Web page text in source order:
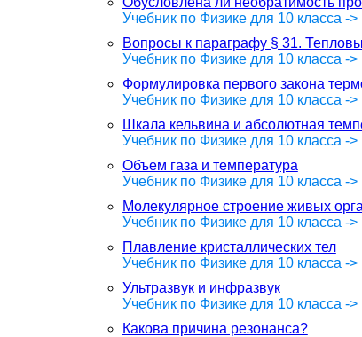
Учебник по Физике для 10 класса -
Вопросы к параграфу § 31.
Учебник по Физике для 10 класса -
Формулировка первого закона
Учебник по Физике для 10 класса -
Шкала кельвина и абсолютная
Учебник по Физике для 10 класса -
Объем газа и температура
Учебник по Физике для 10 класса -
Молекулярное строение живых
Учебник по Физике для 10 класса -
Плавление кристаллических тел
Учебник по Физике для 10 класса -
Ультразвук и инфразвук
Учебник по Физике для 10 класса -
Какова причина резонанса?